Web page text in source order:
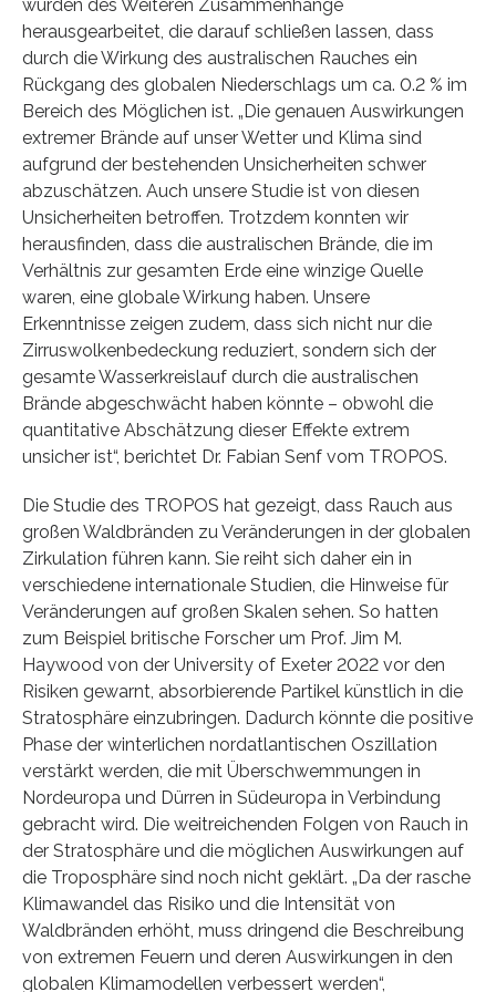
wurden des Weiteren Zusammenhänge
herausgearbeitet, die darauf schließen lassen, dass
durch die Wirkung des australischen Rauches ein
Rückgang des globalen Niederschlags um ca. 0.2 % im
Bereich des Möglichen ist. „Die genauen Auswirkungen
extremer Brände auf unser Wetter und Klima sind
aufgrund der bestehenden Unsicherheiten schwer
abzuschätzen. Auch unsere Studie ist von diesen
Unsicherheiten betroffen. Trotzdem konnten wir
herausfinden, dass die australischen Brände, die im
Verhältnis zur gesamten Erde eine winzige Quelle
waren, eine globale Wirkung haben. Unsere
Erkenntnisse zeigen zudem, dass sich nicht nur die
Zirruswolkenbedeckung reduziert, sondern sich der
gesamte Wasserkreislauf durch die australischen
Brände abgeschwächt haben könnte – obwohl die
quantitative Abschätzung dieser Effekte extrem
unsicher ist“, berichtet Dr. Fabian Senf vom TROPOS.
Die Studie des TROPOS hat gezeigt, dass Rauch aus
großen Waldbränden zu Veränderungen in der globalen
Zirkulation führen kann. Sie reiht sich daher ein in
verschiedene internationale Studien, die Hinweise für
Veränderungen auf großen Skalen sehen. So hatten
zum Beispiel britische Forscher um Prof. Jim M.
Haywood von der University of Exeter 2022 vor den
Risiken gewarnt, absorbierende Partikel künstlich in die
Stratosphäre einzubringen. Dadurch könnte die positive
Phase der winterlichen nordatlantischen Oszillation
verstärkt werden, die mit Überschwemmungen in
Nordeuropa und Dürren in Südeuropa in Verbindung
gebracht wird. Die weitreichenden Folgen von Rauch in
der Stratosphäre und die möglichen Auswirkungen auf
die Troposphäre sind noch nicht geklärt. „Da der rasche
Klimawandel das Risiko und die Intensität von
Waldbränden erhöht, muss dringend die Beschreibung
von extremen Feuern und deren Auswirkungen in den
globalen Klimamodellen verbessert werden“,